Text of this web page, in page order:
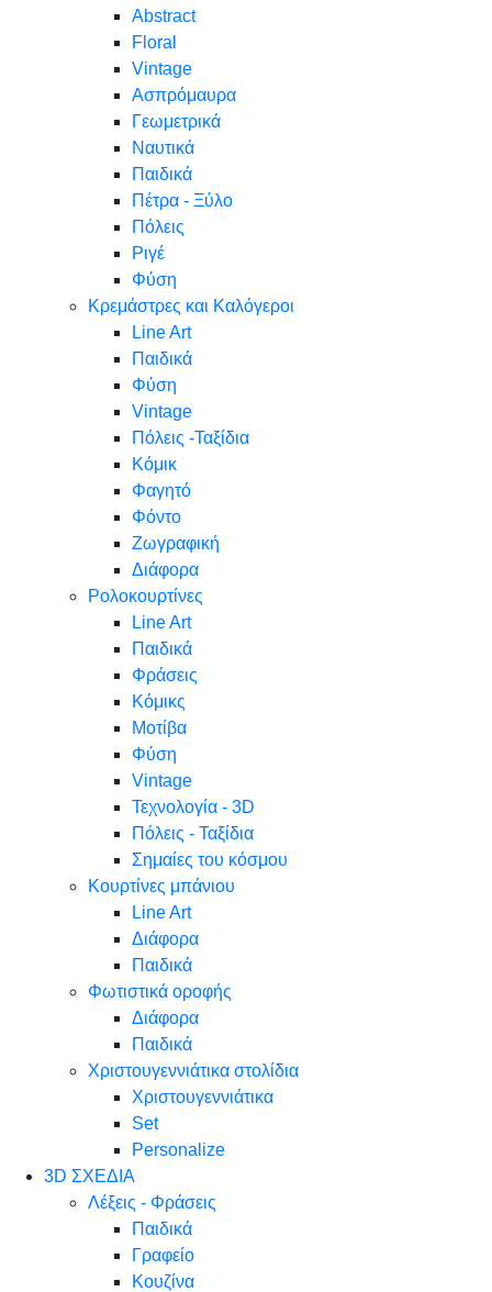
Abstract
Floral
Vintage
Ασπρόμαυρα
Γεωμετρικά
Ναυτικά
Παιδικά
Πέτρα - Ξύλο
Πόλεις
Ριγέ
Φύση
Κρεμάστρες και Καλόγεροι
Line Art
Παιδικά
Φύση
Vintage
Πόλεις -Ταξίδια
Κόμικ
Φαγητό
Φόντο
Ζωγραφική
Διάφορα
Ρολοκουρτίνες
Line Art
Παιδικά
Φράσεις
Κόμικς
Μοτίβα
Φύση
Vintage
Τεχνολογία - 3D
Πόλεις - Ταξίδια
Σημαίες του κόσμου
Κουρτίνες μπάνιου
Line Art
Διάφορα
Παιδικά
Φωτιστικά οροφής
Διάφορα
Παιδικά
Χριστουγεννιάτικα στολίδια
Χριστουγεννιάτικα
Set
Personalize
3D ΣΧΕΔΙΑ
Λέξεις - Φράσεις
Παιδικά
Γραφείο
Κουζίνα